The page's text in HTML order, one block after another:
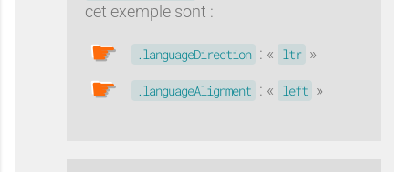
cet exemple sont :
.languageDirection : « ltr »
.languageAlignment : « left »